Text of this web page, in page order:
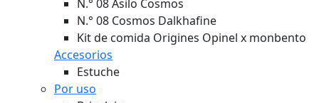
N.° 08 Asilo Cosmos
N.° 08 Cosmos Dalkhafine
Kit de comida Origines Opinel x monbento
Accesorios
Estuche
Por uso